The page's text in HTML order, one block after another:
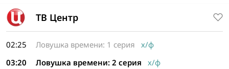
ТВ Центр
02:25 Ловушка времени: 1 серия х/ф
03:20
Ловушка времени: 2 серия х/ф